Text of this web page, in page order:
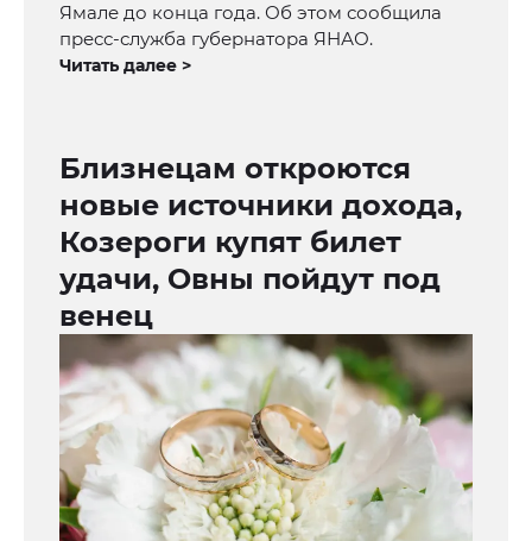
Ямале до конца года. Об этом сообщила
пресс-служба губернатора ЯНАО.
Читать далее >
Близнецам откроются
новые источники дохода,
Козероги купят билет
удачи, Овны пойдут под
венец